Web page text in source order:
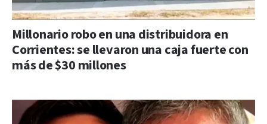
Millonario robo en una distribuidora en
Corrientes: se llevaron una caja fuerte con
más de $30 millones